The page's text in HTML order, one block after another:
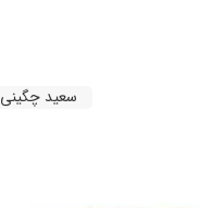
سعید چگینی